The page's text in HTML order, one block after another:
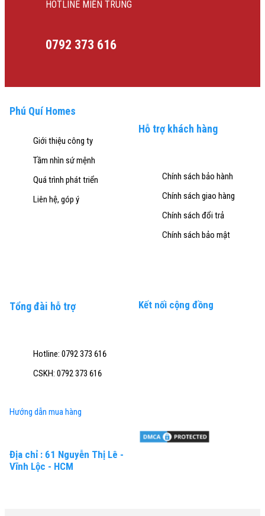
HOTLINE MIỀN TRUNG
0792 373 616
Phú Quí Homes
Giới thiệu công ty
Tầm nhìn sứ mệnh
Quá trình phát triển
Liên hệ, góp ý
Hỗ trợ khách hàng
Chính sách bảo hành
Chính sách giao hàng
Chính sách đổi trả
Chính sách bảo mật
Tổng đài hỗ trợ
Hotline: 0792 373 616
CSKH: 0792 373 616
Hướng dẫn mua hàng
Địa chỉ : 61 Nguyễn Thị Lê -
Vĩnh Lộc - HCM
Kết nối cộng đồng